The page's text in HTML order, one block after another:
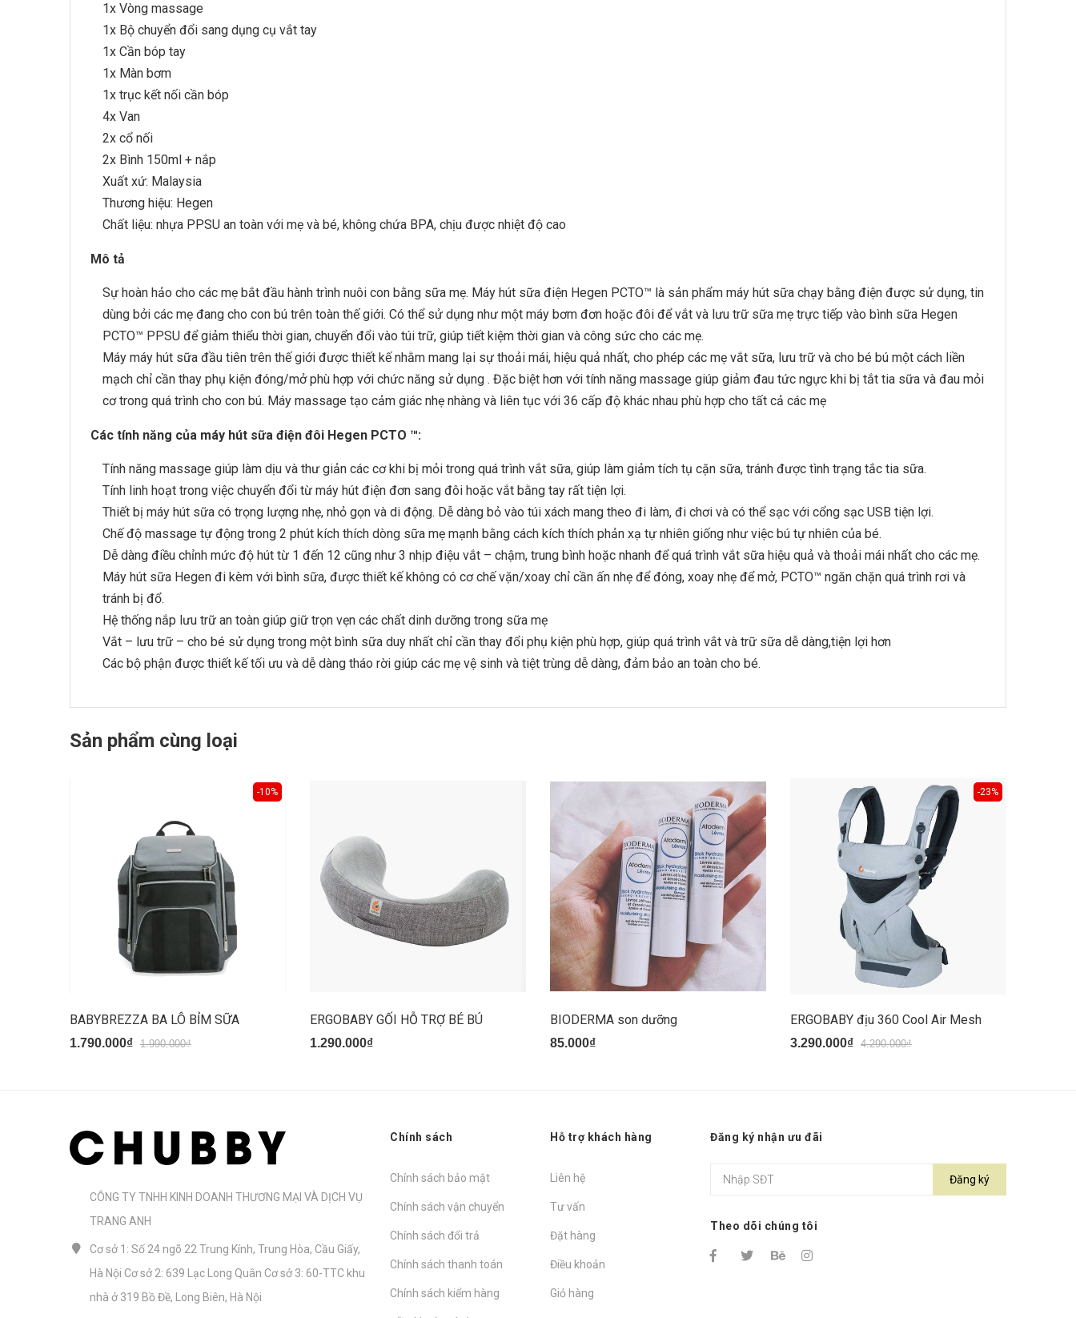
1x Vòng massage
1x Bộ chuyển đổi sang dụng cụ vắt tay
1x Cần bóp tay
1x Màn bơm
1x trục kết nối cần bóp
4x Van
2x cổ nối
2x Bình 150ml + nắp
Xuất xứ: Malaysia
Thương hiệu: Hegen
Chất liệu: nhựa PPSU an toàn với mẹ và bé, không chứa BPA, chịu được nhiệt độ cao
Mô tả
Sự hoàn hảo cho các mẹ bắt đầu hành trình nuôi con bằng sữa mẹ. Máy hút sữa điện Hegen PCTO™ là sản phẩm máy hút sữa chạy bằng điện được sử dụng, tin
dùng bởi các mẹ đang cho con bú trên toàn thế giới. Có thể sử dụng như một máy bơm đơn hoặc đôi để vắt và lưu trữ sữa mẹ trực tiếp vào bình sữa Hegen
PCTO™ PPSU để giảm thiểu thời gian, chuyển đổi vào túi trữ, giúp tiết kiệm thời gian và công sức cho các mẹ.
Máy máy hút sữa đầu tiên trên thế giới được thiết kế nhằm mang lại sự thoải mái, hiệu quả nhất, cho phép các mẹ vắt sữa, lưu trữ và cho bé bú một cách liền
mạch chỉ cần thay phụ kiện đóng/mở phù hợp với chức năng sử dụng . Đặc biệt hơn với tính năng massage giúp giảm đau tức ngực khi bị tắt tia sữa và đau mỏi
cơ trong quá trình cho con bú. Máy massage tạo cảm giác nhẹ nhàng và liên tục với 36 cấp độ khác nhau phù hợp cho tất cả các mẹ
Các tính năng của máy hút sữa điện đôi Hegen PCTO ™:
Tính năng massage giúp làm dịu và thư giản các cơ khi bị mỏi trong quá trình vắt sữa, giúp làm giảm tích tụ cặn sữa, tránh được tình trạng tắc tia sữa.
Tính linh hoạt trong việc chuyển đổi từ máy hút điện đơn sang đôi hoặc vắt bằng tay rất tiện lợi.
Thiết bị máy hút sữa có trọng lượng nhẹ, nhỏ gọn và di động. Dễ dàng bỏ vào túi xách mang theo đi làm, đi chơi và có thể sạc với cổng sạc USB tiện lợi.
Chế độ massage tự động trong 2 phút kích thích dòng sữa mẹ mạnh bằng cách kích thích phản xạ tự nhiên giống như việc bú tự nhiên của bé.
Dễ dàng điều chỉnh mức độ hút từ 1 đến 12 cũng như 3 nhịp điệu vắt – chậm, trung bình hoặc nhanh để quá trình vắt sữa hiệu quả và thoải mái nhất cho các mẹ.
Máy hút sữa Hegen đi kèm với bình sữa, được thiết kế không có cơ chế vặn/xoay chỉ cần ấn nhẹ để đóng, xoay nhẹ để mở, PCTO™ ngăn chặn quá trình rơi và
tránh bị đổ.
Hệ thống nắp lưu trữ an toàn giúp giữ trọn vẹn các chất dinh dưỡng trong sữa mẹ
Vắt – lưu trữ – cho bé sử dụng trong một bình sữa duy nhất chỉ cần thay đổi phụ kiện phù hợp, giúp quá trình vắt và trữ sữa dễ dàng,tiện lợi hơn
Các bộ phận được thiết kế tối ưu và dễ dàng tháo rời giúp các mẹ vệ sinh và tiệt trùng dễ dàng, đảm bảo an toàn cho bé.
Sản phẩm cùng loại
-10%
BABYBREZZA BA LÔ BỈM SỮA
1.790.000₫ 1.990.000₫
ERGOBABY GỐI HỖ TRỢ BÉ BÚ
1.290.000₫
BIODERMA son dưỡng
85.000₫
-23%
ERGOBABY địu 360 Cool Air Mesh
3.290.000₫ 4.290.000₫
CÔNG TY TNHH KINH DOANH THƯƠNG MẠI VÀ DỊCH VỤ
TRANG ANH
Cơ sở 1: Số 24 ngõ 22 Trung Kính, Trung Hòa, Cầu Giấy,
Hà Nội Cơ sở 2: 639 Lạc Long Quân Cơ sở 3: 60-TTC khu
nhà ở 319 Bồ Đề, Long Biên, Hà Nội
Chính sách
Chính sách bảo mật
Chính sách vận chuyển
Chính sách đổi trả
Chính sách thanh toán
Chính sách kiểm hàng
Hỗ trợ khách hàng
Liên hệ
Tư vấn
Đặt hàng
Điều khoản
Giỏ hàng
Đăng ký nhận ưu đãi
Đăng ký
Theo dõi chúng tôi